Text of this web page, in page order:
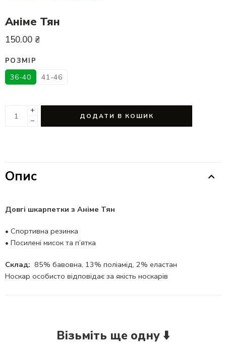
Аніме Тян
150.00 ₴
РОЗМІР
36-40 41-46
+
−
ДОДАТИ В КОШИК
Опис
Довгі шкарпетки з Аніме Тян
• Спортивна резинка
• Посилені мисок та п’ятка
Склад: 85% бавовна, 13% поліамід, 2% еластан
Носкар особисто відповідає за якість носкарів
Візьміть ще одну ⬇️